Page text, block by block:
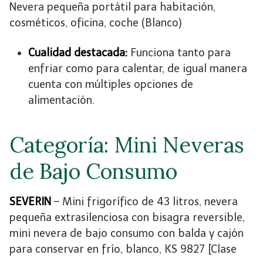
Nevera pequeña portátil para habitación,
cosméticos, oficina, coche (Blanco)
Cualidad destacada: Funciona tanto para
enfriar como para calentar, de igual manera
cuenta con múltiples opciones de
alimentación.
Categoría: Mini Neveras
de Bajo Consumo
SEVERIN – Mini frigorífico de 43 litros, nevera
pequeña extrasilenciosa con bisagra reversible,
mini nevera de bajo consumo con balda y cajón
para conservar en frío, blanco, KS 9827 [Clase